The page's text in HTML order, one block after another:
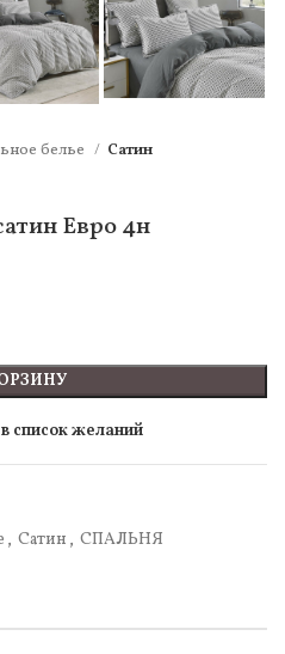
белье Сатин
Евро 4н
список желаний
, Сатин , СПАЛЬНЯ